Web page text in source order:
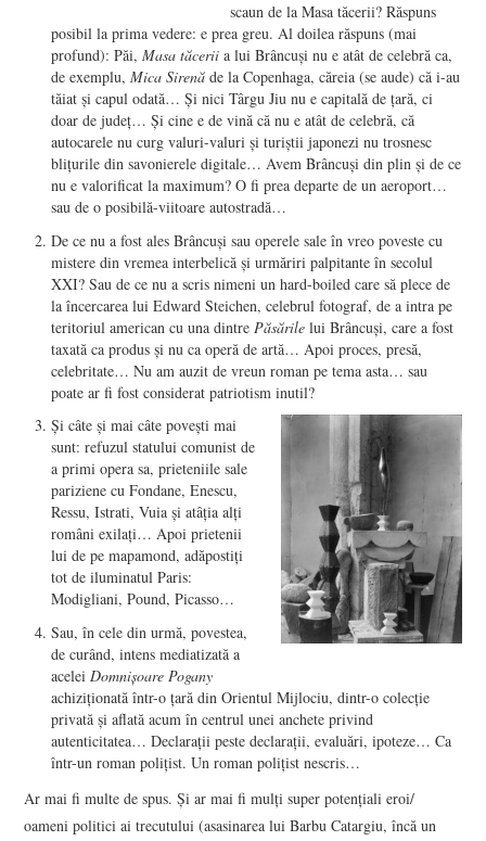
NUMĂRUL 49 /
APRILIE 2018
scaun de la Masa tăcerii? Răspuns
posibil la prima vedere: e prea greu. Al doilea răspuns (mai
profund): Păi,Masa tăcerii a lui Brâncuşi nu e atât de celebră ca,
de exemplu,Mica Sirenă de la Copenhaga, căreia (se aude) că i-au
tăiat şi capul odată… Şi nici Târgu Jiu nu e capitală de ţară, ci
doar de judeţ… Şi cine e de vină că nu e atât de celebră, că
autocarele nu curg valuri-valuri şi turiştii japonezi nu trosnesc
bliţurile din savonierele digitale… Avem Brâncuşi din plin şi de ce
nu e valorificat la maximum? O fi prea departe de un aeroport…
sau de o posibilă-viitoare autostradă…
De ce nu a fost ales Brâncuşi sau operele sale în vreo poveste cu
mistere din vremea interbelică şi urmăriri palpitante în secolul
XXI? Sau de ce nu a scris nimeni un hard-boiled care să plece de
la încercarea lui Edward Steichen, celebrul fotograf, de a intra pe
teritoriul american cu una dintre Păsările lui Brâncuşi, care a fost
taxată ca produs şi nu ca operă de artă… Apoi proces, presă,
celebritate… Nu am auzit de vreun roman pe tema asta… sau
poate ar fi fost considerat patriotism inutil?
Şi câte şi mai câte poveşti mai
sunt: refuzul statului comunist de
a primi opera sa, prieteniile sale
pariziene cu Fondane, Enescu,
Ressu, Istrati, Vuia şi atâţia alţi
români exilaţi… Apoi prietenii
lui de pe mapamond, adăpostiţi
tot de iluminatul Paris:
Modigliani, Pound, Picasso…
Sau, în cele din urmă, povestea,
de curând, intens mediatizată a
acelei Domnişoare Pogany
achiziţionată într-o ţară din Orientul Mijlociu, dintr-o colecţie
privată şi aflată acum în centrul unei anchete privind
autenticitatea… Declaraţii peste declaraţii, evaluări, ipoteze… Ca
într-un roman poliţist. Un roman poliţist nescris…
Ar mai fi multe de spus. Şi ar mai fi mulţi super potenţiali eroi/
oameni politici ai trecutului (asasinarea lui Barbu Catargiu, încă un